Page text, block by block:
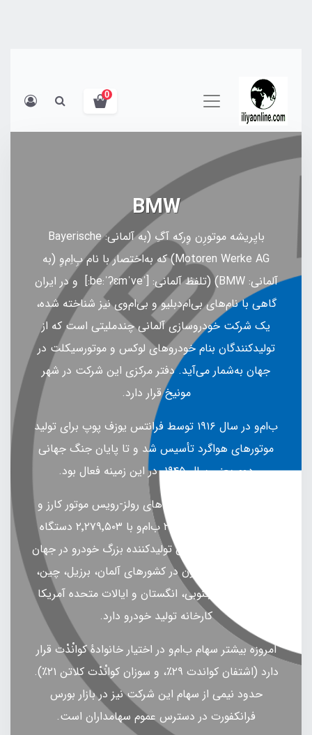
0
BMW
بایِریشه موتورِن وِرکه آگِ (به آلمانی: Bayerische
Motoren Werke AG) که به‌اختصار با نام بِ‌اِم‌وِ (به
آلمانی: BMW) (تلفظ آلمانی: [ˈbe:ˈʔɛmˈve:] و در ایران
گاهی با نام‌های بی‌ام‌دبلیو و بی‌ام‌وی نیز شناخته شده،
یک شرکت خودروسازی آلمانی چندملیتی است که از
تولیدکنندگان بنام خودروهای لوکس و موتورسیکلت در
جهان به‌شمار می‌آید. دفتر مرکزی این شرکت در شهر
مونیخ قرار دارد.
ب‌ام‌و در سال ۱۹۱۶ توسط فرانتس یوزف پوپ برای تولید
موتورهای هواگرد تأسیس شد و تا پایان جنگ جهانی
دوم یعنی سال ۱۹۴۵، در این زمینه فعال بود.
شرکت ب‌ام‌و مالک شرکت‌های رولز-رویس موتور کارز و
مینی است. در سال ۲۰۱۵ ب‌ام‌و با ۲٬۲۷۹٬۵۰۳ دستگاه
وسیلهٔ نقلیه دوازدهمین تولیدکننده بزرگ خودرو در جهان
بود. این شرکت اکنون در کشورهای آلمان، برزیل، چین،
هند، آفریقای جنوبی، انگستان و ایالات متحده آمریکا
کارخانه تولید خودرو دارد.
امروزه بیشتر سهام ب‌ام‌و در اختیار خانوادهٔ کوانْدْت قرار
دارد (اشتفان کواندت ۲۹٪، و سوزان کوانْدْت کلاتن ۲۱٪).
حدود نیمی از سهام این شرکت نیز در بازار بورس
فرانکفورت در دسترس عموم سهامداران است.